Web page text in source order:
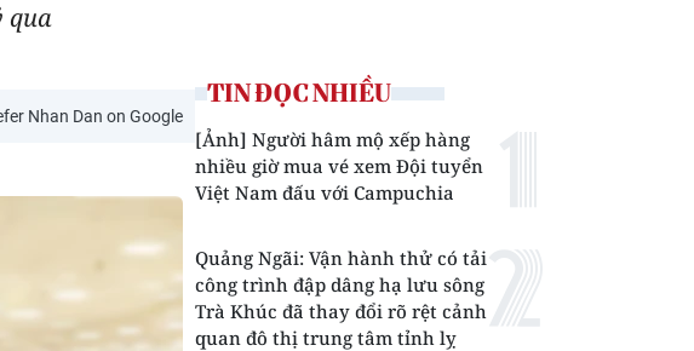
qua
Nhan Dan on Google
TIN ĐỌC NHIỀU
[Ảnh] Người hâm mộ xếp hàng
nhiều giờ mua vé xem Đội tuyển
Việt Nam đấu với Campuchia
Quảng Ngãi: Vận hành thử có tải
công trình đập dâng hạ lưu sông
Trà Khúc đã thay đổi rõ rệt cảnh
quan đô thị trung tâm tỉnh lỵ